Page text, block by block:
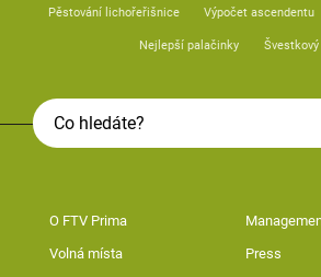
Pěstování lichořeřišnice Výpočet ascendentu
Nejlepší palačinky
O FTV Prima
Volná místa Press